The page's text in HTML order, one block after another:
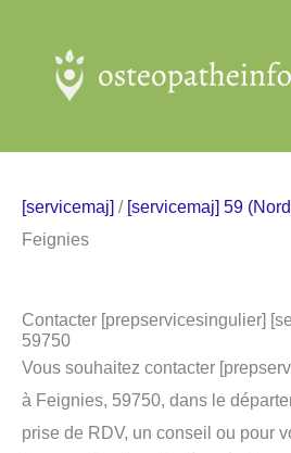
contenu
[servicemaj] / [servicemaj] 59
Feignies
Contacter [prepservicesingulier]
59750
Vous souhaitez contacter
à Feignies, 59750, dans le
prise de RDV, un conseil ou pour